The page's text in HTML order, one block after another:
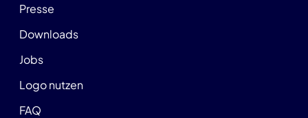
Presse
Downloads
Jobs
Logo nutzen
FAQ